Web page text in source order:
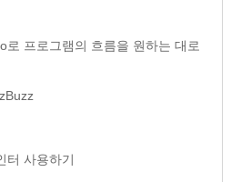
로 프로그램의 흐름을 원하는 대로
터 사용하기